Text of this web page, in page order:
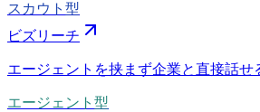
スカウト型
ビズリーチ
エージェントを挟まず企業と直接話せ
エージェント型